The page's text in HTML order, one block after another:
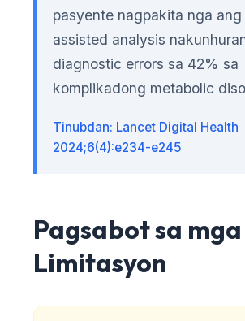
pasyente nagpakita nga
assisted analysis
diagnostic errors sa 42% sa
komplikadong metabolic
Tinubdan: Lancet Digital Health
2024;6(4):e234-e245
Pagsabot sa mga
Limitasyon